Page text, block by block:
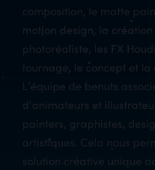
composition, le matte
motion design, la
photoréaliste, les FX
tournage, le concept et la
L’équipe de benuts
d’animateurs et
painters, graphistes,
artistiques. Cela nous
solution créative unique